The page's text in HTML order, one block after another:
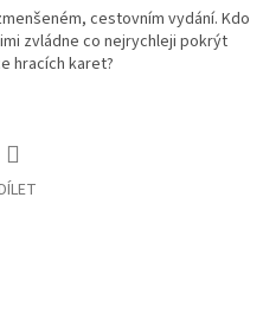
cestovním vydání. Kdo
zvládne co nejrychleji pokrýt
hracích karet?